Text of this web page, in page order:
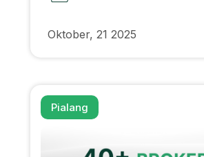
Oktober, 21 2025
Pialang